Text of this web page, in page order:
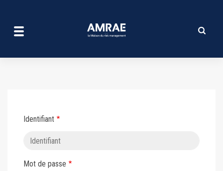
contenu
Identifiant
Mot de passe